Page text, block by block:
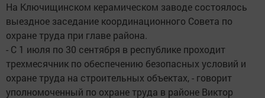
На Ключищинском керамическом заводе состоялось
выездное заседание координационного Совета по
охране труда при главе района.
- С 1 июля по 30 сентября в республике проходит
трехмесячник по обеспечению безопасных условий и
охране труда на строительных объектах, - говорит
уполномоченный по охране труда в районе Виктор